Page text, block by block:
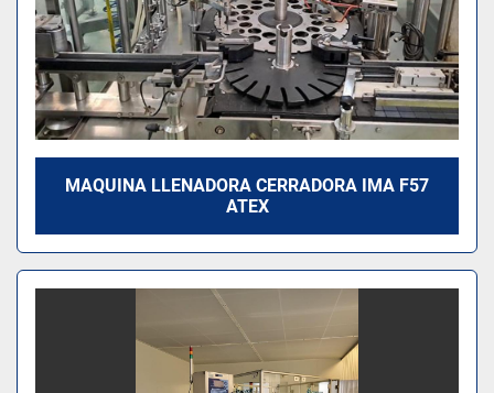
MAQUINA LLENADORA CERRADORA IMA F57
ATEX